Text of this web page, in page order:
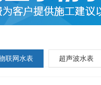
联网水表 超声波水表